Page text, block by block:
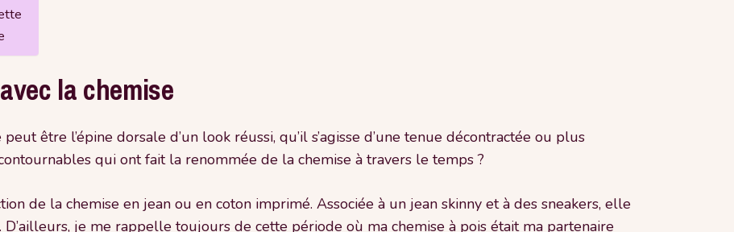
la chemise
être l’épine dorsale d’un look réussi, qu’il s’agisse d’une tenue décontractée ou plus
qui ont fait la renommée de la chemise à travers le temps ?
de la chemise en jean ou en coton imprimé. Associée à un jean skinny et à des sneakers, elle
je me rappelle toujours de cette période où ma chemise à pois était ma partenaire